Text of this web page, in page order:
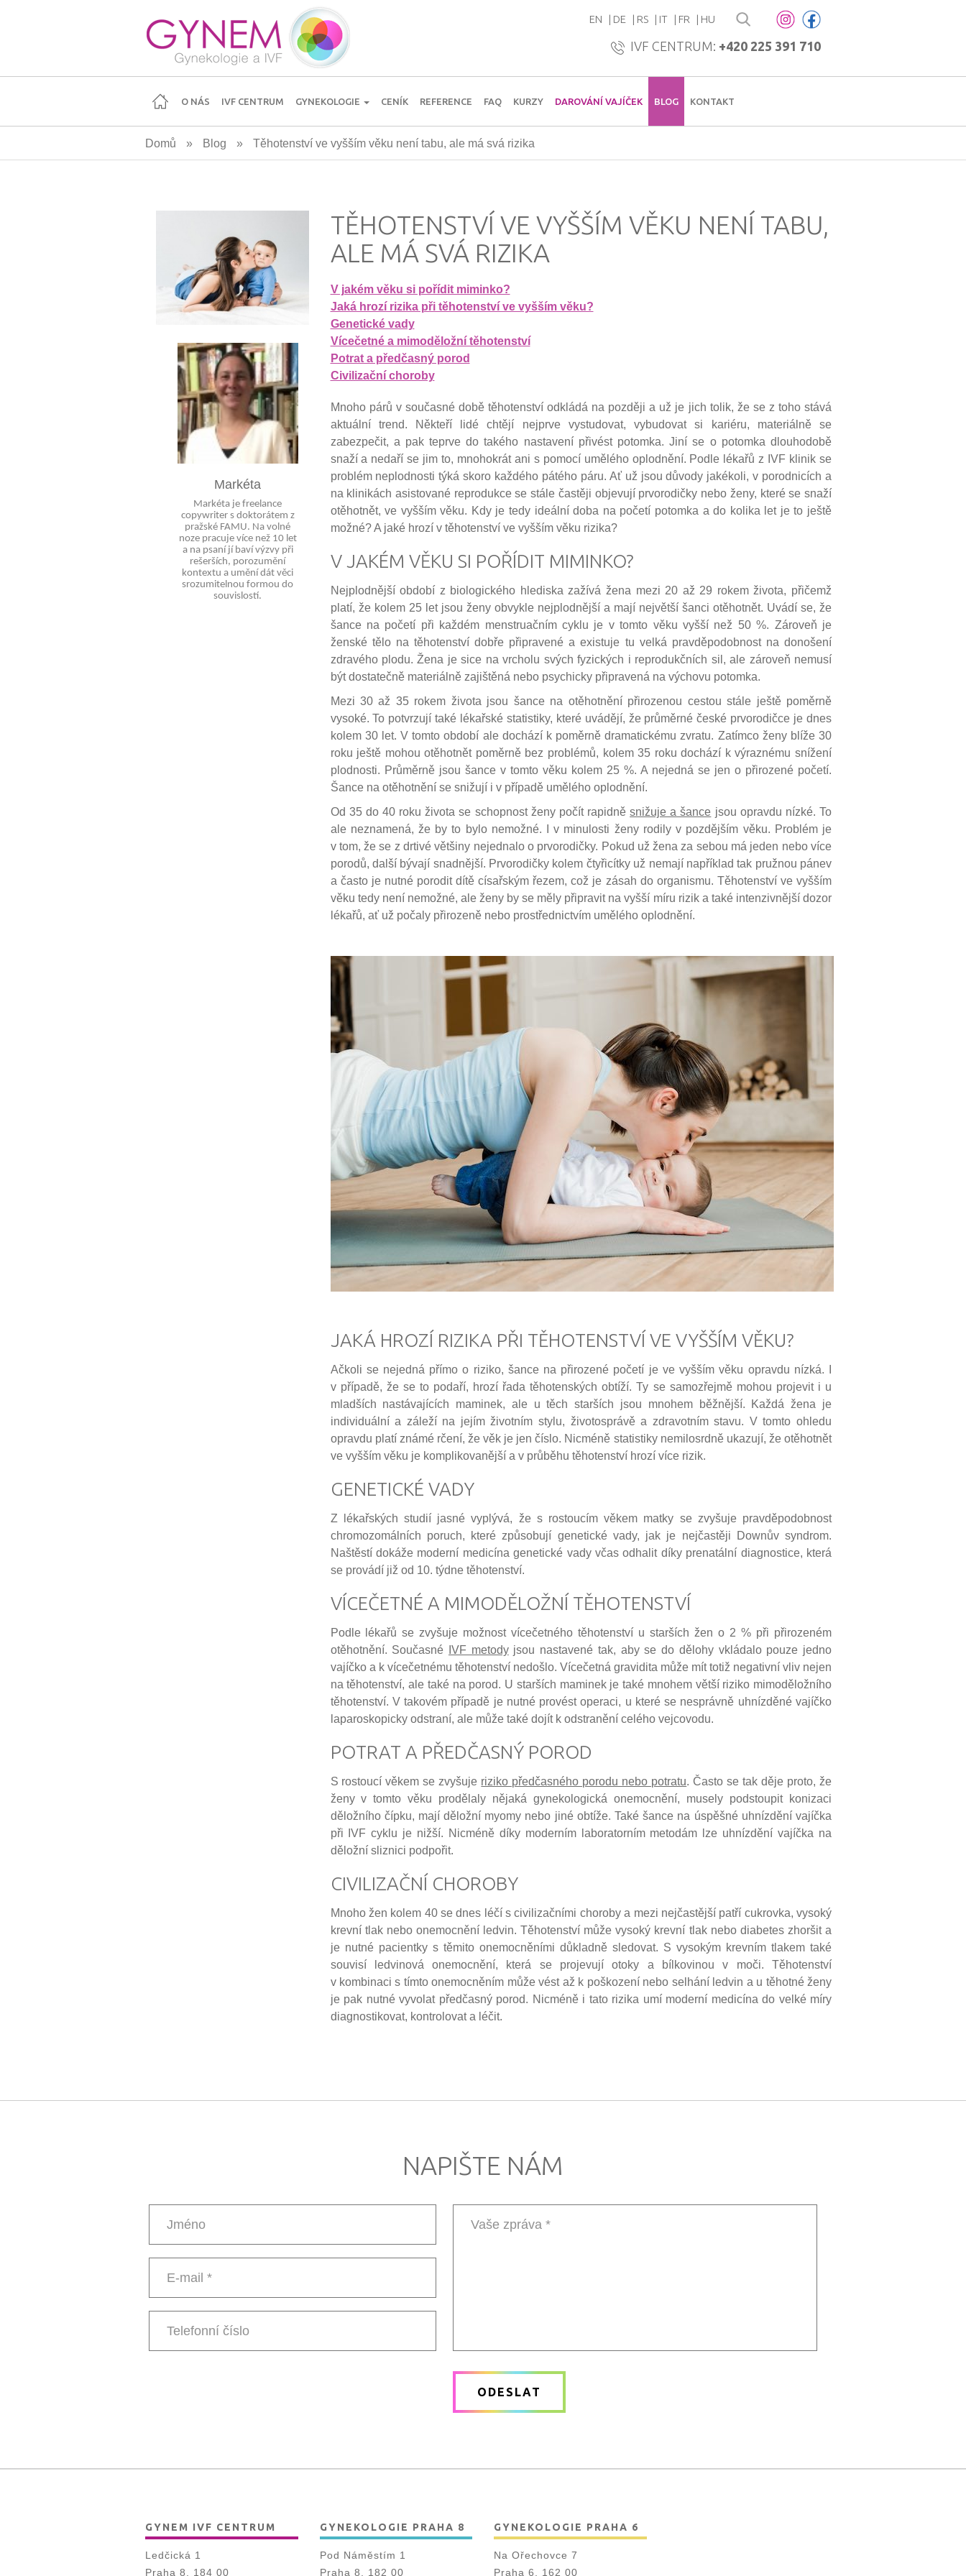
EN DE RS IT FR HU
IVF CENTRUM: +420 225 391 710
O NÁS IVF CENTRUM GYNEKOLOGIE CENÍK REFERENCE FAQ KURZY DAROVÁNÍ VAJÍČEK BLOG KONTAKT
Domů » Blog » Těhotenství ve vyšším věku není tabu, ale má svá rizika
Markéta
Markéta je freelance
copywriter s doktorátem z
pražské FAMU. Na volné
noze pracuje více než 10 let
a na psaní jí baví výzvy při
rešerších, porozumění
kontextu a umění dát věci
srozumitelnou formou do
souvislostí.
TĚHOTENSTVÍ VE VYŠŠÍM VĚKU NENÍ TABU,
ALE MÁ SVÁ RIZIKA
V jakém věku si pořídit miminko?
Jaká hrozí rizika při těhotenství ve vyšším věku?
Genetické vady
Vícečetné a mimoděložní těhotenství
Potrat a předčasný porod
Civilizační choroby
Mnoho párů v současné době těhotenství odkládá na později a už je jich tolik, že se z toho stává
aktuální trend. Někteří lidé chtějí nejprve vystudovat, vybudovat si kariéru, materiálně se
zabezpečit, a pak teprve do takého nastavení přivést potomka. Jiní se o potomka dlouhodobě
snaží a nedaří se jim to, mnohokrát ani s pomocí umělého oplodnění. Podle lékařů z IVF klinik se
problém neplodnosti týká skoro každého pátého páru. Ať už jsou důvody jakékoli, v porodnicích a
na klinikách asistované reprodukce se stále častěji objevují prvorodičky nebo ženy, které se snaží
otěhotnět, ve vyšším věku. Kdy je tedy ideální doba na početí potomka a do kolika let je to ještě
možné? A jaké hrozí v těhotenství ve vyšším věku rizika?
V JAKÉM VĚKU SI POŘÍDIT MIMINKO?
Nejplodnější období z biologického hlediska zažívá žena mezi 20 až 29 rokem života, přičemž
platí, že kolem 25 let jsou ženy obvykle nejplodnější a mají největší šanci otěhotnět. Uvádí se, že
šance na početí při každém menstruačním cyklu je v tomto věku vyšší než 50 %. Zároveň je
ženské tělo na těhotenství dobře připravené a existuje tu velká pravděpodobnost na donošení
zdravého plodu. Žena je sice na vrcholu svých fyzických i reprodukčních sil, ale zároveň nemusí
být dostatečně materiálně zajištěná nebo psychicky připravená na výchovu potomka.
Mezi 30 až 35 rokem života jsou šance na otěhotnění přirozenou cestou stále ještě poměrně
vysoké. To potvrzují také lékařské statistiky, které uvádějí, že průměrné české prvorodičce je dnes
kolem 30 let. V tomto období ale dochází k poměrně dramatickému zvratu. Zatímco ženy blíže 30
roku ještě mohou otěhotnět poměrně bez problémů, kolem 35 roku dochází k výraznému snížení
plodnosti. Průměrně jsou šance v tomto věku kolem 25 %. A nejedná se jen o přirozené početí.
Šance na otěhotnění se snižují i v případě umělého oplodnění.
Od 35 do 40 roku života se schopnost ženy počít rapidněsnižuje a šance jsou opravdu nízké. To
ale neznamená, že by to bylo nemožné. I v minulosti ženy rodily v pozdějším věku. Problém je
v tom, že se z drtivé většiny nejednalo o prvorodičky. Pokud už žena za sebou má jeden nebo více
porodů, další bývají snadnější. Prvorodičky kolem čtyřicítky už nemají například tak pružnou pánev
a často je nutné porodit dítě císařským řezem, což je zásah do organismu. Těhotenství ve vyšším
věku tedy není nemožné, ale ženy by se měly připravit na vyšší míru rizik a také intenzivnější dozor
lékařů, ať už počaly přirozeně nebo prostřednictvím umělého oplodnění.
JAKÁ HROZÍ RIZIKA PŘI TĚHOTENSTVÍ VE VYŠŠÍM VĚKU?
Ačkoli se nejedná přímo o riziko, šance na přirozené početí je ve vyšším věku opravdu nízká. I
v případě, že se to podaří, hrozí řada těhotenských obtíží. Ty se samozřejmě mohou projevit i u
mladších nastávajících maminek, ale u těch starších jsou mnohem běžnější. Každá žena je
individuální a záleží na jejím životním stylu, životosprávě a zdravotním stavu. V tomto ohledu
opravdu platí známé rčení, že věk je jen číslo. Nicméně statistiky nemilosrdně ukazují, že otěhotnět
ve vyšším věku je komplikovanější a v průběhu těhotenství hrozí více rizik.
GENETICKÉ VADY
Z lékařských studií jasné vyplývá, že s rostoucím věkem matky se zvyšuje pravděpodobnost
chromozomálních poruch, které způsobují genetické vady, jak je nejčastěji Downův syndrom.
Naštěstí dokáže moderní medicína genetické vady včas odhalit díky prenatální diagnostice, která
se provádí již od 10. týdne těhotenství.
VÍCEČETNÉ A MIMODĚLOŽNÍ TĚHOTENSTVÍ
Podle lékařů se zvyšuje možnost vícečetného těhotenství u starších žen o 2 % při přirozeném
otěhotnění. Současné
IVF metodyjsou nastavené tak, aby se do dělohy vkládalo pouze jedno
vajíčko a k vícečetnému těhotenství nedošlo. Vícečetná gravidita může mít totiž negativní vliv nejen
na těhotenství, ale také na porod. U starších maminek je také mnohem větší riziko mimoděložního
těhotenství. V takovém případě je nutné provést operaci, u které se nesprávně uhnízděné vajíčko
laparoskopicky odstraní, ale může také dojít k odstranění celého vejcovodu.
POTRAT A PŘEDČASNÝ POROD
S rostoucí věkem se zvyšuje riziko předčasného porodu nebo potratu. Často se tak děje proto, že
ženy v tomto věku prodělaly nějaká gynekologická onemocnění, musely podstoupit konizaci
děložního čípku, mají děložní myomy nebo jiné obtíže. Také šance na úspěšné uhnízdění vajíčka
při IVF cyklu je nižší. Nicméně díky moderním laboratorním metodám lze uhnízdění vajíčka na
děložní sliznici podpořit.
CIVILIZAČNÍ CHOROBY
Mnoho žen kolem 40 se dnes léčí s civilizačními choroby a mezi nejčastější patří cukrovka, vysoký
krevní tlak nebo onemocnění ledvin. Těhotenství může vysoký krevní tlak nebo diabetes zhoršit a
je nutné pacientky s těmito onemocněními důkladně sledovat. S vysokým krevním tlakem také
souvisí ledvinová onemocnění, která se projevují otoky a bílkovinou v moči. Těhotenství
v kombinaci s tímto onemocněním může vést až k poškození nebo selhání ledvin a u těhotné ženy
je pak nutné vyvolat předčasný porod. Nicméně i tato rizika umí moderní medicína do velké míry
diagnostikovat, kontrolovat a léčit.
NAPIŠTE NÁM
zpráva
ODESLAT
GYNEM IVF CENTRUM
Ledčická 1
Praha 8, 184 00
GYNEKOLOGIE PRAHA 8
Pod Náměstím 1
Praha 8, 182 00
GYNEKOLOGIE PRAHA 6
Na Ořechovce 7
Praha 6, 162 00